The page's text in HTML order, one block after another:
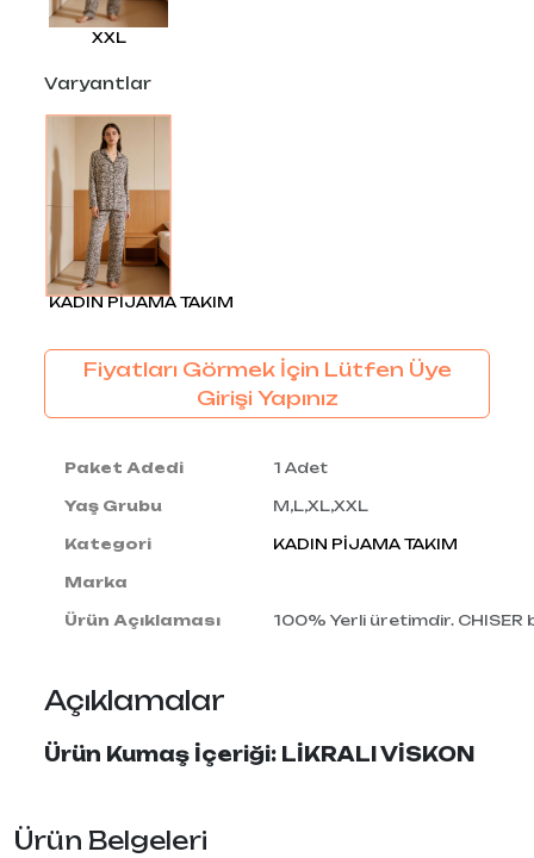
XXL
Varyantlar
KADIN PİJAMA TAKIM
Fiyatları Görmek İçin Lütfen Üye
Girişi Yapınız
Paket Adedi 1 Adet
Yaş Grubu M,L,XL,XXL
Kategori KADIN PİJAMA TAKIM
Marka
Ürün Açıklaması 100% Yerli üretimdir. CHISER
Açıklamalar
Ürün Kumaş İçeriği: LİKRALI VİSKON
Ürün Belgeleri